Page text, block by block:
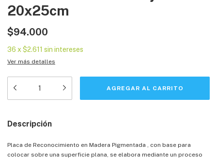
20x25cm
$94.000
36 x $2.611 sin intereses
Ver más detalles
Descripción
Placa de Reconocimiento en Madera Pigmentada , con base para
colocar sobre una superficie plana, se elabora mediante un proceso